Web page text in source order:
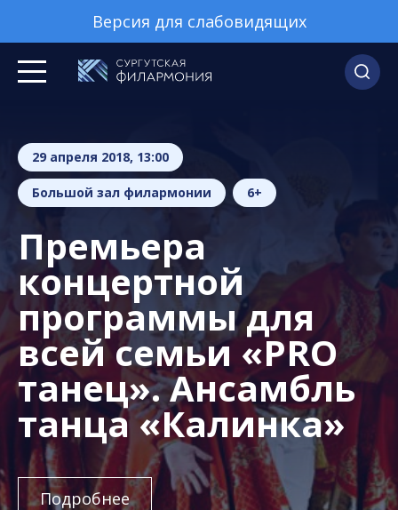
Версия для слабовидящих
29 апреля 2018, 13:00
Большой зал филармонии 6+
Премьера
концертной
программы для
всей семьи «PRO
танец». Ансамбль
танца «Калинка»
Подробнее